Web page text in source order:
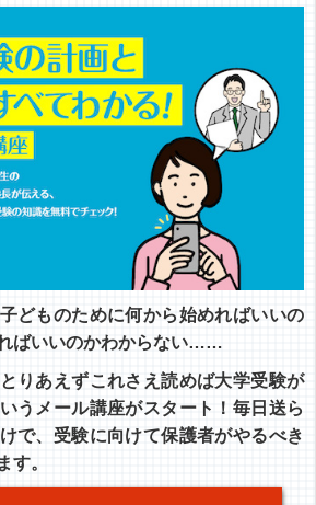
どものために何から始めればいいの
ばいいのかわからない……
りあえずこれさえ読めば大学受験が
うメール講座がスタート！毎日送ら
で、受験に向けて保護者がやるべき
す。